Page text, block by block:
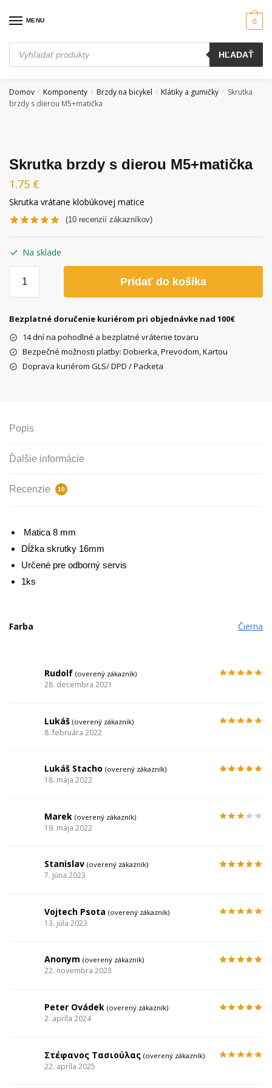
MENU
Products
search
HĽADAŤ
0
Domov / Komponenty / Brzdy na bicykel / Klátiky a gumičky /
Skrutka
brzdy s dierou M5+matička
Skrutka brzdy s dierou M5+matička
1.75 €
Skrutka vrátane klobúkovej matice
(10 recenzií zákazníkov)
Na sklade
Skrutka
s
M5+matička
Pridať do košíka
Bezplatné doručenie kuriérom pri objednávke nad 100€
14 dní na pohodlné a bezplatné vrátenie tovaru
Bezpečné možnosti platby: Dobierka, Prevodom, Kartou
Doprava kuriérom GLS/ DPD / Packeta
Popis
Ďalšie informácie
Recenzie 10
Matica 8 mm
Dĺžka skrutky 16mm
Určené pre odborný servis
1ks
Farba Čierna
Rudolf (overený zákazník)
28. decembra 2021
Lukáš (overený zákazník)
8. februára 2022
Lukáš Stacho (overený zákazník)
18. mája 2022
Marek (overený zákazník)
19. mája 2022
Stanislav (overený zákazník)
7. júna 2023
Vojtech Psota (overený zákazník)
13. júla 2023
Anonym (overený zákazník)
22. novembra 2023
Peter Ovádek (overený zákazník)
2. apríla 2024
Στέφανος Τασιούλας (overený zákazník)
22. apríla 2025